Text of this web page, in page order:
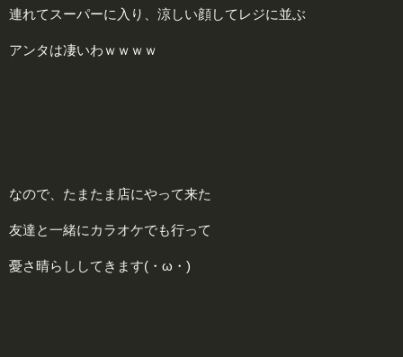
連れてスーパーに入り、涼しい顔してレジに並ぶ
アンタは凄いわｗｗｗｗ
なので、たまたま店にやって来た
友達と一緒にカラオケでも行って
憂さ晴らししてきます(・ω・)